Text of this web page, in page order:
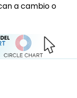
a cambio o